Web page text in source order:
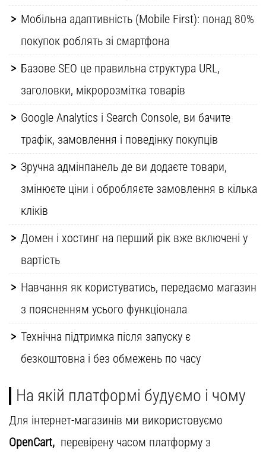
Мобільна адаптивність (Mobile First): понад 80%
покупок роблять зі смартфона
Базове SEO це правильна структура URL,
заголовки, мікророзмітка товарів
Google Analytics і Search Console, ви бачите
трафік, замовлення і поведінку покупців
Зручна адмінпанель де ви додаєте товари,
змінюєте ціни і обробляєте замовлення в кілька
кліків
Домен і хостинг на перший рік вже включені у
вартість
Навчання як користуватись, передаємо магазин
з поясненням усього функціонала
Технічна підтримка після запуску є
безкоштовна і без обмежень по часу
На якій платформі будуємо і чому
Для інтернет-магазинів ми використовуємо
OpenCart, перевірену часом платформу з